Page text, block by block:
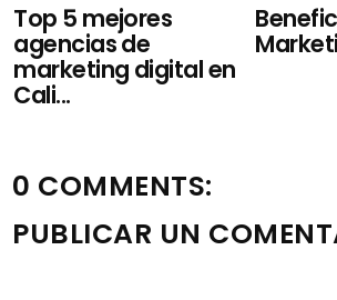
Top 5 mejores
agencias de
marketing digital en
Cali...
0 COMMENTS:
PUBLICAR UN